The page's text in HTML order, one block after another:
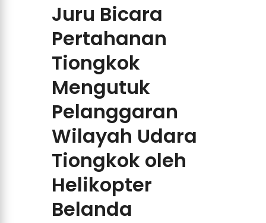
Juru Bicara
Pertahanan
Tiongkok
Mengutuk
Pelanggaran
Wilayah Udara
Tiongkok oleh
Helikopter
Belanda